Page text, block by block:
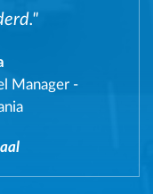
Manager -